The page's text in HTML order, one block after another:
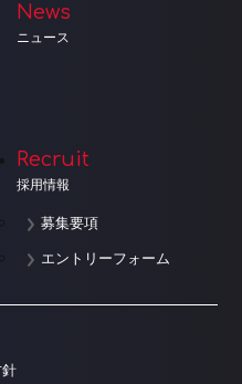
News
ニュース
Recruit
採用情報
募集要項
エントリーフォーム